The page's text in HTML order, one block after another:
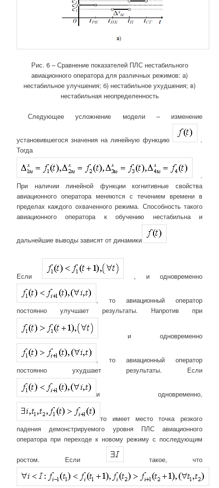
Рис. 6 – Сравнение показателей ПЛС нестабильного
авиационного оператора для различных режимов: а)
нестабильное улучшения; б) нестабильное ухудшения; в)
нестабильная неопределенность
Следующее усложнение модели – изменение
установившегося значения на линейную функцию
.
Тогда
.
При наличии линейной функции когнитивные свойства
авиационного оператора меняются с течением времени в
пределах каждого охваченного режима. Способность такого
авиационного оператора к обучению нестабильна и
дальнейшие выводы зависят от динамики
Если , и одновременно
, то авиационный оператор
постоянно улучшает результаты. Напротив при
и одновременно
, то авиационный оператор
постоянно ухудшает результаты. Если
и одновременно,
то имеет место точка резкого
падения демонстрируемого уровня ПЛС авиационного
оператора при переходе к новому режиму с последующим
ростом. Если такое, что